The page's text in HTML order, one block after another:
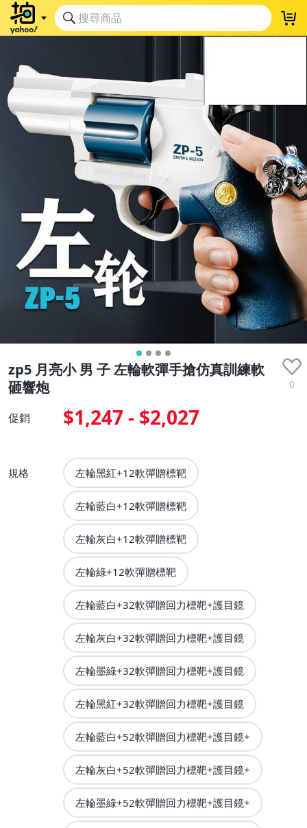
zp5 月亮小 男 子 左輪軟彈手搶仿真訓練軟
砸響炮
0
促銷 $1,247 - $2,027
規格 左輪黑紅+12軟彈贈標靶
左輪藍白+12軟彈贈標靶
左輪灰白+12軟彈贈標靶
左輪綠+12軟彈贈標靶
左輪藍白+32軟彈贈回力標靶+護目鏡
左輪灰白+32軟彈贈回力標靶+護目鏡
左輪墨綠+32軟彈贈回力標靶+護目鏡
左輪黑紅+32軟彈贈回力標靶+護目鏡
左輪藍白+52軟彈贈回力標靶+護目鏡+
左輪灰白+52軟彈贈回力標靶+護目鏡+
左輪墨綠+52軟彈贈回力標靶+護目鏡+